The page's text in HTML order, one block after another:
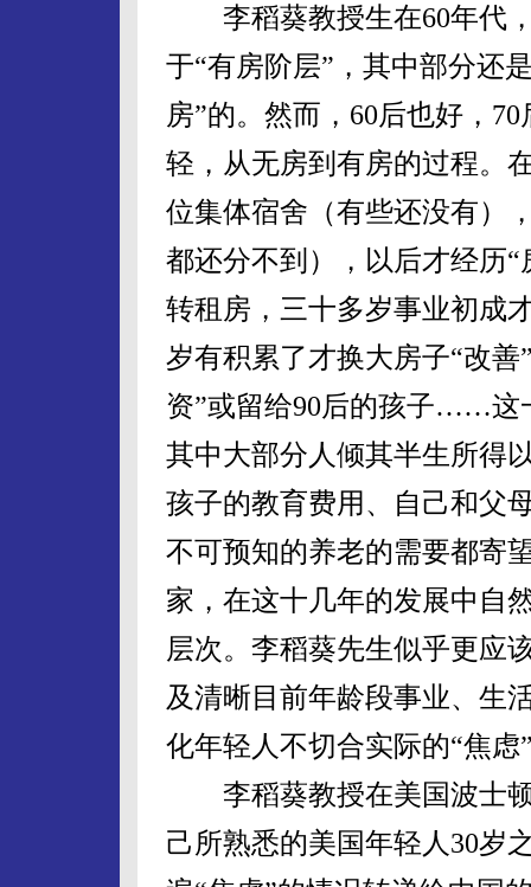
李稻葵教授生在60年代，
于“有房阶层”，其中部分还
房”的。然而，60后也好，
轻，从无房到有房的过程。
位集体宿舍（有些还没有）
都还分不到），以后才经历
转租房，三十多岁事业初成
岁有积累了才换大房子“改
资”或留给90后的孩子……这
其中大部分人倾其半生所得
孩子的教育费用、自己和父
不可预知的养老的需要都
家，在这十几年的发展中自
层次。李稻葵先生似乎更应
及清晰目前年龄段事业、生
化年轻人不切合实际的“焦虑
李稻葵教授在美国波士顿
己所熟悉的美国年轻人30岁